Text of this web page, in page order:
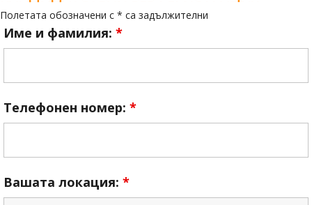
Полетата обозначени с * са задължителни
Име и фамилия: *
Телефонен номер: *
Вашата локация: *